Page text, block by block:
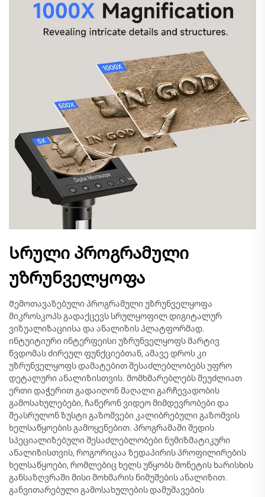
Სრული პროგრამული
უზრუნველყოფა
Შემოთავაზებული პროგრამული უზრუნველყოფა
მიკროსკოპს გადაქცევს სრულყოფილ დიგიტალურ
ვიზუალიზაციისა და ანალიზის პლატფორმად.
ინტუიტიური ინტერფეისი უზრუნველყოფს მარტივ
წვდომას ძირეულ ფუნქციებთან, ამავე დროს კი
უზრუნველყოფს დამატებით შესაძლებლობებს უფრო
დეტალური ანალიზისთვის. მომხმარებლებს შეუძლიათ
ერთი დაჭერით გადაიღონ მაღალი გარჩევადობის
გამოსახულებები, ჩაწერონ ვიდეო მიმდევრობები და
შეასრულონ ზუსტი გაზომვები კალიბრებული გაზომვის
ხელსაწყოების გამოყენებით. პროგრამაში შედის
სპეციალიზებული შესაძლებლობები ნუმიზმატიკური
ანალიზისთვის, როგორიცაა ზედაპირის პროფილირების
ხელსაწყოები, რომლებიც ხელს უწყობს მონეტის ხარისხის
განსაზღვრაში მისი მოხმარის ნიმუშების ანალიზით.
განვითარებული გამოსახულების დამუშავების